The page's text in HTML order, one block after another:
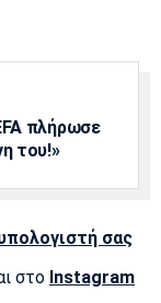
πλήρωσε
του!»
σας
στο Instagram